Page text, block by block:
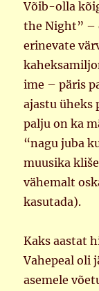
Võib-olla
the Night” –
erinevate
ime – päris
ajastu üheks
palju on ka
“nagu juba
muusika
vähemalt
kasutada).
Kaks aastat
Vahepeal oli
asemele